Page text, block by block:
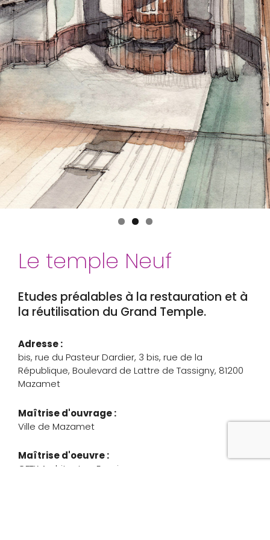
Le temple Neuf
Etudes préalables à la restauration et à
la réutilisation du Grand Temple.
Adresse :
bis, rue du Pasteur Dardier, 3 bis, rue de la
République, Boulevard de Lattre de Tassigny, 81200
Mazamet
Maîtrise d'ouvrage :
Ville de Mazamet
Maîtrise d'oeuvre :
GFTK Architectes, Ecovi.